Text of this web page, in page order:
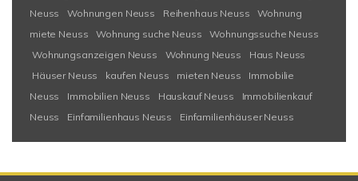
Neuss
Wohnungen Neuss Reihenhaus Neuss
Wohnung
miete Neuss
Wohnung suche Neuss
Wohnungssuche Neuss
Wohnungsanzeigen Neuss
Wohnung Neuss
Haus Neuss
Häuser Neuss
kaufen Neuss mieten Neuss
Immobilie
Neuss
Immobilien Neuss Hauskauf Neuss
Immobilienkauf
Neuss
Einfamilienhaus Neuss Einfamilienhäuser Neuss